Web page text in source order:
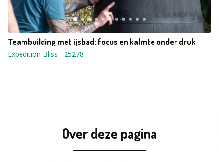
Teambuilding met ijsbad: focus en kalmte onder druk
Expedition-Bliss - 25278
Over deze pagina